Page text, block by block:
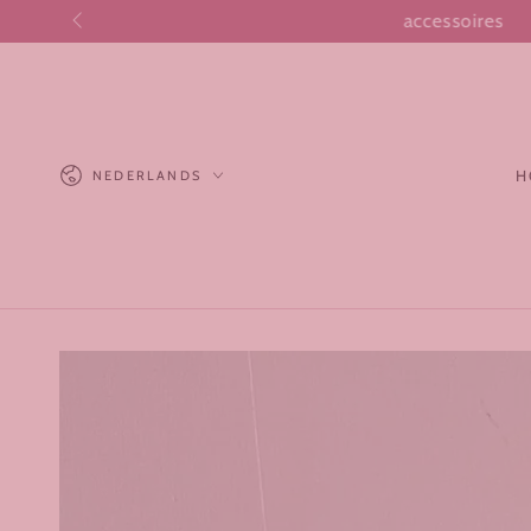
GA NAAR
CONTENT
Taal NEDERLANDS